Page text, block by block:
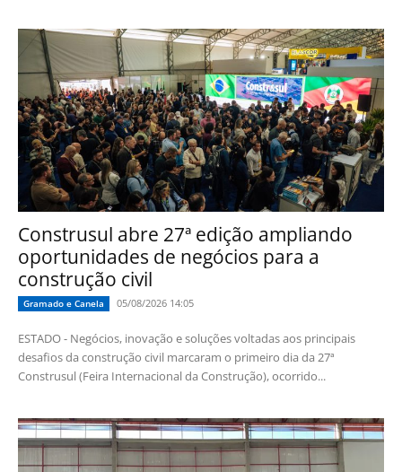
Construsul abre 27ª edição ampliando
oportunidades de negócios para a
construção civil
Gramado e Canela 05/08/2026 14:05
ESTADO - Negócios, inovação e soluções voltadas aos principais
desafios da construção civil marcaram o primeiro dia da 27ª
Construsul (Feira Internacional da Construção), ocorrido...